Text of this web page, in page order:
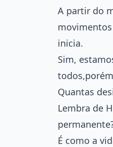
A partir do
inicia.
Sim,
Quantas
Lembra de
É como a